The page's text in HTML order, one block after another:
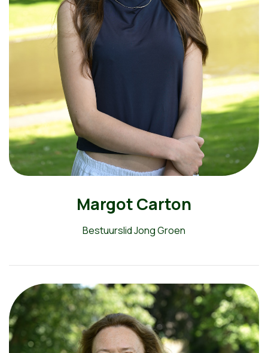
Margot Carton
Bestuurslid Jong Groen